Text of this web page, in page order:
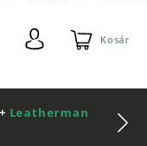
Kosár
Leatherman